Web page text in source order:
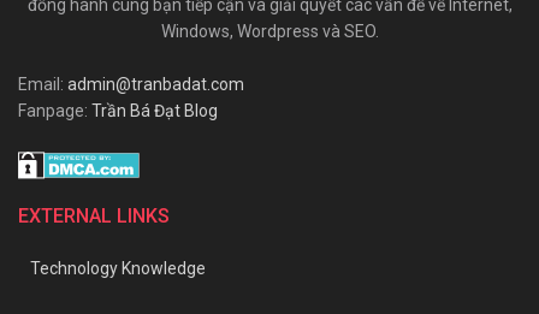
đồng hành cùng bạn tiếp cận và giải quyết các vấn đề về Internet,
Windows, Wordpress và SEO.
Email: admin@tranbadat.com
Fanpage: Trần Bá Đạt Blog
EXTERNAL LINKS
Technology Knowledge